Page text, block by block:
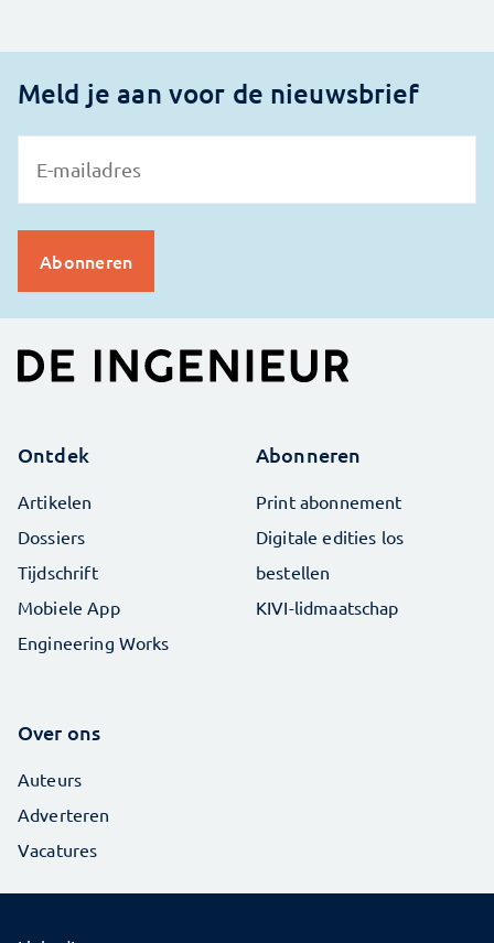
Meld je aan voor de nieuwsbrief
Ontdek
Artikelen
Dossiers
Tijdschrift
Mobiele App
Engineering Works
Abonneren
Print abonnement
Digitale edities los
bestellen
KIVI-lidmaatschap
Over ons
Auteurs
Adverteren
Vacatures